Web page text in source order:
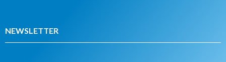
NEWSLETTER